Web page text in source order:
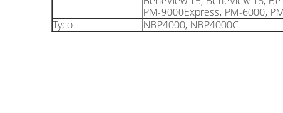
PM-9000Express, PM-6000,
Tyco
NBP4000, NBP4000C